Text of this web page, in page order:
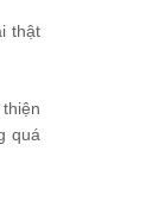
thật
quá